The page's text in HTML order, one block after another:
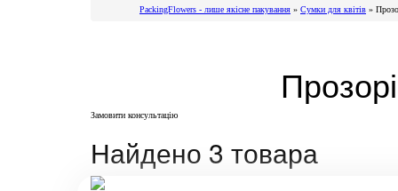
PackingFlowers - лише якісне пакування » Сумки для квітів »
Замовити консультацію
Найдено 3 товара